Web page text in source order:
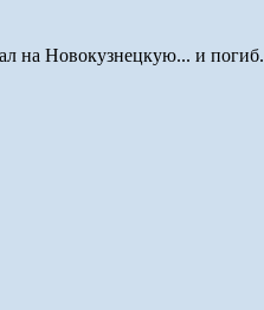
на Новокузнецкую... и погиб.